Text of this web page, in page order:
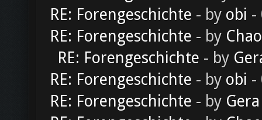
RE: Forengeschichte - by obi -
RE: Forengeschichte - by
RE: Forengeschichte - by
RE: Forengeschichte - by obi -
RE: Forengeschichte - by Gera